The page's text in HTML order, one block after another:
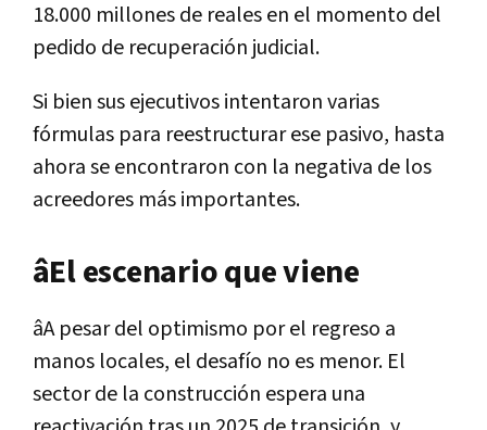
18.000 millones de reales en el momento del
pedido de recuperación judicial.
Si bien sus ejecutivos intentaron varias
fórmulas para reestructurar ese pasivo, hasta
ahora se encontraron con la negativa de los
acreedores más importantes.
âEl escenario que viene
âA pesar del optimismo por el regreso a
manos locales, el desafío no es menor. El
sector de la construcción espera una